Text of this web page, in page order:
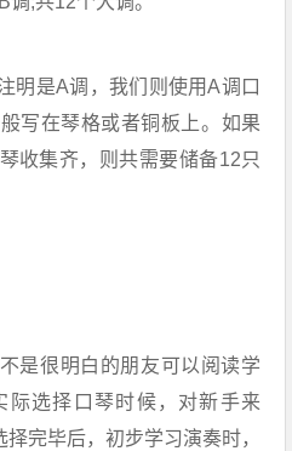
是A调，我们则使用A调口
写在琴格或者铜板上。如果
收集齐，则共需要储备12只
很明白的朋友可以阅读学
际选择口琴时候，对新手来
完毕后，初步学习演奏时，